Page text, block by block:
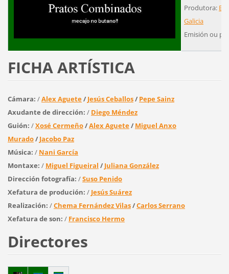
Produtora:
Galicia
Emisión ou
FICHA ARTÍSTICA
Cámara: /Alex Aguete/ Jesús Ceballos/ Pepe Sainz
Axudante de dirección: / Diego Méndez
Guión: /Xosé Cermeño/Alex Aguete/ Miguel Anxo
Murado/ Jacobo Paz
Música: / Nani García
Montaxe: / Miguel Figueiral / Juliana González
Dirección fotografía: /Suso Penido
Xefatura de produción: / Jesús Suárez
Realización: /Chema Fernández Vilas/Carlos Serrano
Xefatura de son: / Francisco Hermo
Directores